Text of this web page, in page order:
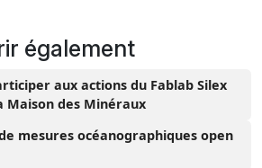
également
aux actions du Fablab Silex
Maison des Minéraux
mesures océanographiques open